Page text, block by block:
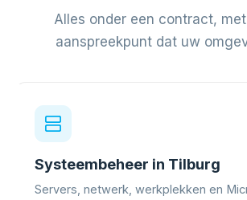
Alles onder een contract,
aanspreekpunt dat uw
Systeembeheer in Tilburg
Servers, netwerk, werkplekken en